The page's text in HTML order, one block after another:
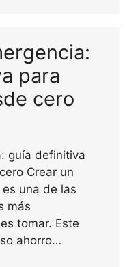
para
cero
guía definitiva
Crear un
una de las
más
tomar. Este
ahorro…